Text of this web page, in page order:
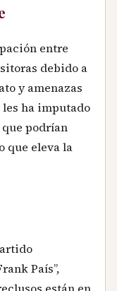
entre
debido a
y amenazas
ha imputado
podrían
que eleva la
País”,
están en